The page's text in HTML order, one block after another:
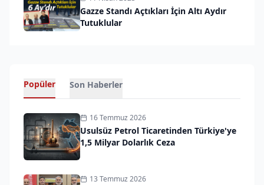
Gazze Standı Açtıkları İçin Altı Aydır
Tutuklular
Popüler Son Haberler
16 Temmuz 2026
Usulsüz Petrol Ticaretinden Türkiye'ye
1,5 Milyar Dolarlık Ceza
13 Temmuz 2026